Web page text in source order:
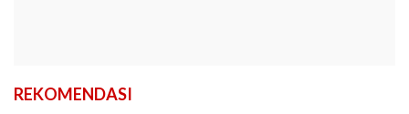
REKOMENDASI